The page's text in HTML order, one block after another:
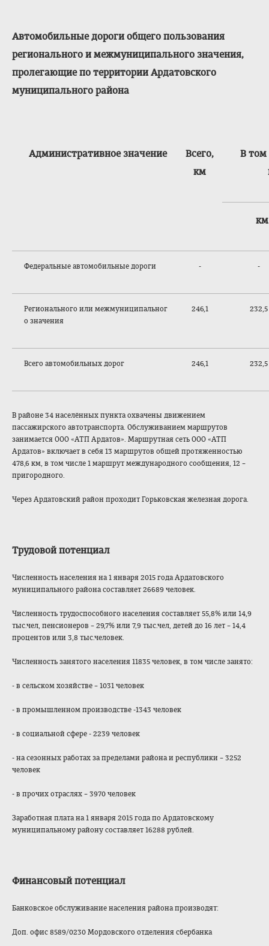
Автомобильные дороги общего пользования
регионального и межмуниципального значения,
пролегающие по территории Ардатовского
муниципального района
Административное значение
Всего,
км
В том
км
Федеральные автомобильные дороги - -
Регионального или межмуниципальног
о значения
246,1 232,5
Всего автомобильных дорог 246,1 232,5
В районе 34 населённых пункта охвачены движением
пассажирского автотранспорта. Обслуживанием маршрутов
занимается ООО «АТП Ардатов». Маршрутная сеть ООО «АТП
Ардатов» включает в себя 13 маршрутов общей протяженностью
478,6 км, в том числе 1 маршрут международного сообщения, 12 –
пригородного.
Через Ардатовский район проходит Горьковская железная дорога.
Трудовой потенциал
Численность населения на 1 января 2015 года Ардатовского
муниципального района составляет 26689 человек.
Численность трудоспособного населения составляет 55,8% или 14,9
тыс.чел, пенсионеров – 29,7% или 7,9 тыс.чел, детей до 16 лет – 14,4
процентов или 3,8 тыс.человек.
Численность занятого населения 11835 человек, в том числе занято:
- в сельском хозяйстве – 1031 человек
- в промышленном производстве -1343 человек
- в социальной сфере - 2239 человек
- на сезонных работах за пределами района и республики – 3252
человек
- в прочих отраслях – 3970 человек
Заработная плата на 1 января 2015 года по Ардатовскому
муниципальному району составляет 16288 рублей.
Финансовый потенциал
Банковское обслуживание населения района производят:
Доп. офис 8589/0230 Мордовского отделения сбербанка